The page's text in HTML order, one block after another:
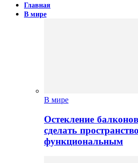
Главная
В мире
В мире
Остекление
сделать
функциональным